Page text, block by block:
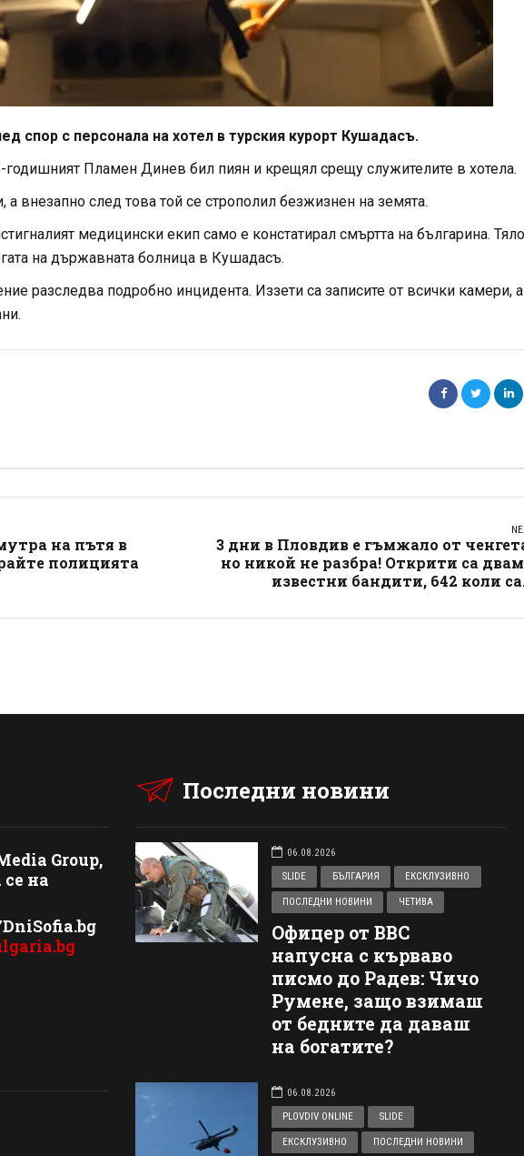
спор с персонала на хотел в турския курорт Кушадасъ.
годишният Пламен Динев бил пиян и крещял срещу служителите в хотела.
внезапно след това той се строполил безжизнен на земята.
медицински екип само е констатирал смъртта на българина.
на държавната болница в Кушадасъ.
разследва подробно инцидента. Иззети са записите от всички камери,
на пътя в
полицията
3 дни в Пловдив е гъмжало от
но никой не разбра! Открити са
известни бандити, 642 коли
Group,
на
Последни новини
06.08.2026
SLIDE
БЪЛГАРИЯ ЕКСКЛУЗИВНО
ПОСЛЕДНИ НОВИНИ ЧЕТИВА
Офицер от ВВС
напусна с кърваво
писмо до Радев: Чичо
Румене, защо взимаш
от бедните да даваш
на богатите?
06.08.2026
PLOVDIV ONLINE
SLIDE
ЕКСКЛУЗИВНО ПОСЛЕДНИ НОВИНИ